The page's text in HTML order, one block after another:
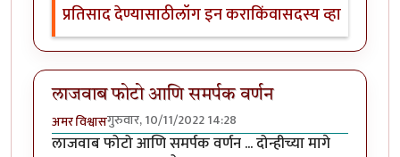
प्रतिसाद देण्यासाठीलॉग इन कराकिंवासदस्य व्हा
लाजवाब फोटो आणि समर्पक वर्णन
अमर विश्वासगुरुवार, 10/11/2022 14:28
लाजवाब फोटो आणि समर्पक वर्णन ... दोन्हीच्या मागे